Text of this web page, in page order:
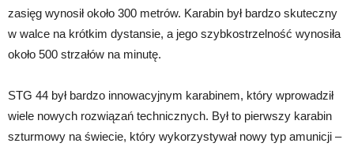
zasięg wynosił około 300 metrów. Karabin był bardzo skuteczny
w walce na krótkim dystansie, a jego szybkostrzelność wynosiła
około 500 strzałów na minutę.
STG 44 był bardzo innowacyjnym karabinem, który wprowadził
wiele nowych rozwiązań technicznych. Był to pierwszy karabin
szturmowy na świecie, który wykorzystywał nowy typ amunicji –